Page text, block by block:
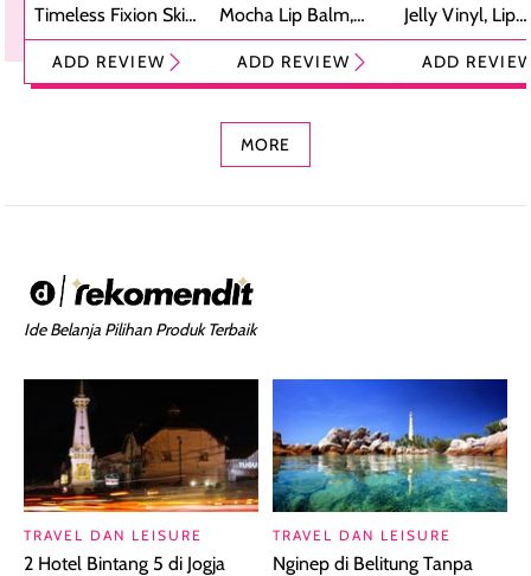
Timeless Fixion Skin
Tint Stick,
Foundation dan
ADD REVIEW
Mocha Lip Balm,
Pelembap Bibir
dengan Aroma
ADD REVIEW
Jelly Vinyl, Lip
Cream Glossy
Ringan
ADD
MORE
Ide Belanja Pilihan Produk Terbaik
TRAVEL DAN LEISURE
2 Hotel Bintang 5 di Jogja
TRAVEL DAN LEISURE
Nginep di Belitung Tanpa